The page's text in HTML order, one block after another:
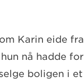
Karin eide fra
nå hadde for
boligen i et